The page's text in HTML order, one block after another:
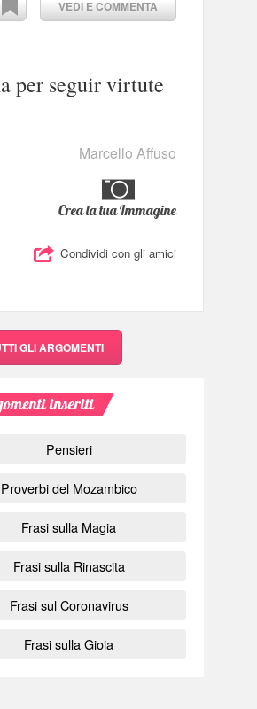
VEDI E COMMENTA
per seguir virtute
Marcello Affuso
Crea la tua Immagine
Condividi con gli amici
GLI ARGOMENTI
inseriti
Pensieri
Proverbi del Mozambico
Frasi sulla Magia
Frasi sulla Rinascita
Frasi sul Coronavirus
Frasi sulla Gioia